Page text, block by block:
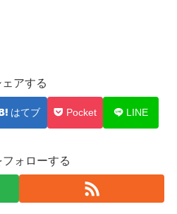
ェアする
はてブ Pocket LINE
フォローする